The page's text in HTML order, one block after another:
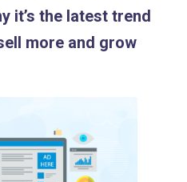
it’s the latest trend
more and grow